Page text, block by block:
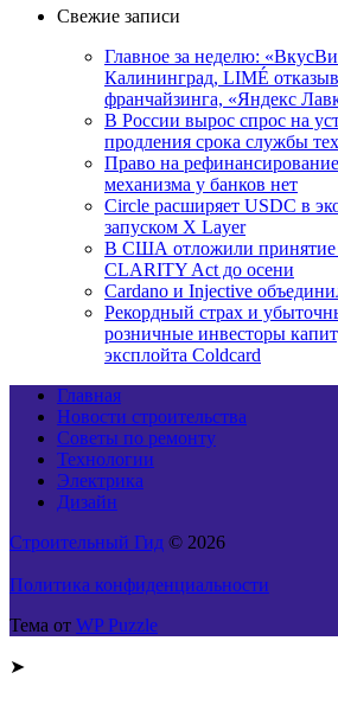
Свежие записи
Главное за неделю:
Калининград, LIMÉ
франчайзинга, «Яндекс
В России вырос спрос на
продления срока службы
Право на
механизма у банков нет
Circle расширяет USDC в
запуском X Layer
В США отложили принятие
CLARITY Act до осени
Cardano и Injective
Рекордный страх и
розничные инвесторы
эксплойта Coldcard
Главная
Новости строительства
Советы по ремонту
Технологии
Электрика
Дизайн
Строительный Гид © 2026
Политика конфиденциальности
Тема от WP Puzzle
➤